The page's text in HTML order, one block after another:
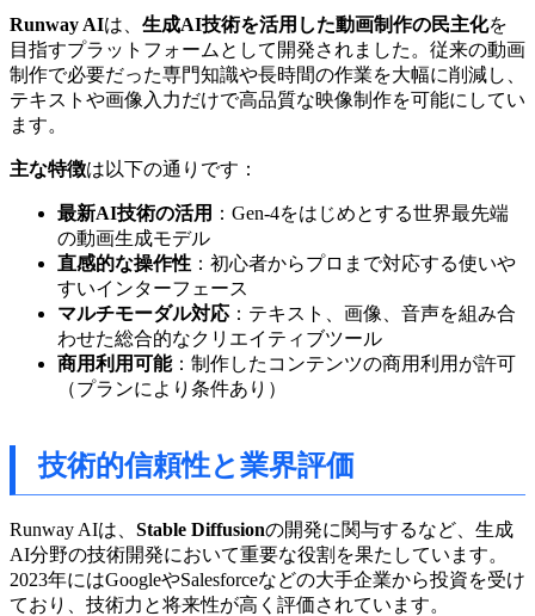
Runway AIは、 生成AI技術を活用した動画制作の民主化を
目指すプラットフォームとして開発されました。従来の動画
制作で必要だった専門知識や長時間の作業を大幅に削減し、
テキストや画像入力だけで高品質な映像制作を可能にしてい
ます。
主な特徴は以下の通りです：
最新AI技術の活用 ：Gen-4をはじめとする世界最先端
の動画生成モデル
直感的な操作性 ：初心者からプロまで対応する使いや
すいインターフェース
マルチモーダル対応 ：テキスト、画像、音声を組み合
わせた総合的なクリエイティブツール
商用利用可能：制作したコンテンツの商用利用が許可
（プランにより条件あり）
技術的信頼性と業界評価
Runway AIは、 Stable Diffusionの開発に関与するなど、生成
AI分野の技術開発において重要な役割を果たしています。
2023年にはGoogleやSalesforceなどの大手企業から投資を受け
ており、技術力と将来性が高く評価されています。